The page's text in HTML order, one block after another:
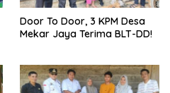
Door To Door, 3 KPM Desa
Mekar Jaya Terima BLT-DD!